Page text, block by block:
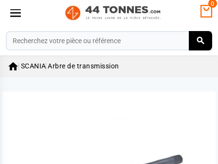
0
 SCANIA Arbre de transmission